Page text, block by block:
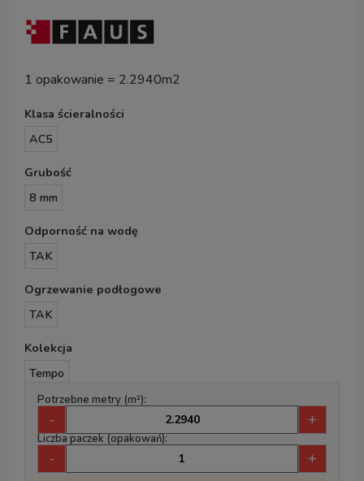
1 opakowanie = 2.2940m2
Klasa ścieralności
AC5
Grubość
8 mm
Odporność na wodę
TAK
Ogrzewanie podłogowe
TAK
Kolekcja
Tempo
Potrzebne metry (m²):
- +
Liczba paczek (opakowań):
- +